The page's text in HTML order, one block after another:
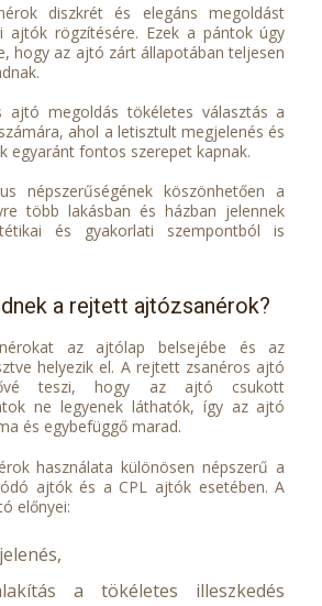
diszkrét és elegáns megoldást
ajtók rögzítésére. Ezek a pántok úgy
hogy az ajtó zárt állapotában teljesen
ajtó megoldás tökéletes választás a
ahol a letisztult megjelenés és
egyaránt fontos szerepet kapnak.
népszerűségének köszönhetően a
több lakásban és házban jelennek
és gyakorlati szempontból is
a rejtett ajtózsanérok?
az ajtólap belsejébe és az
helyezik el. A rejtett zsanéros ajtó
teszi, hogy az ajtó csukott
ne legyenek láthatók, így az ajtó
és egybefüggő marad.
használata különösen népszerű a
ajtók és a CPL ajtók esetében. A
előnyei:
a tökéletes illeszkedés